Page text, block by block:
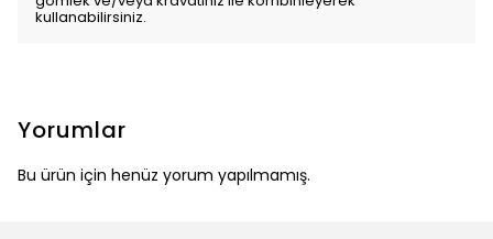
kullanabilirsiniz.
Yorumlar
Bu ürün için henüz yorum yapılmamış.